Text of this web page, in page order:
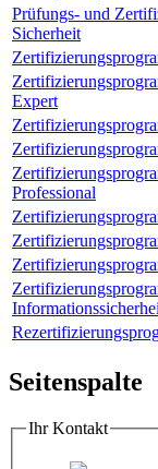
Prüfungs- und
Sicherheit
Expert
Professional
Seitenspalte
Ihr Kontakt